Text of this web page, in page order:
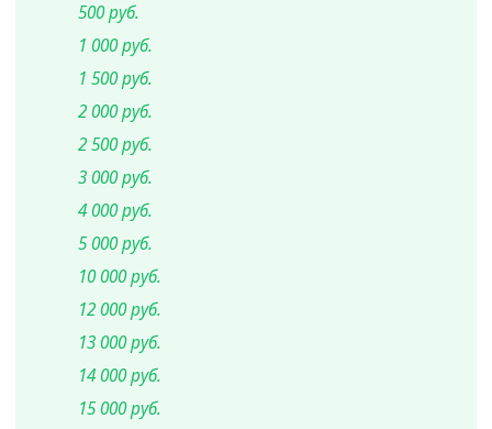
500 руб.
1 000 руб.
1 500 руб.
2 000 руб.
2 500 руб.
3 000 руб.
4 000 руб.
5 000 руб.
10 000 руб.
12 000 руб.
13 000 руб.
14 000 руб.
15 000 руб.